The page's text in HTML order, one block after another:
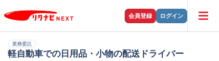
会員登録 ログイン
業務委託
軽自動車での日用品・小物の配送ドライバー